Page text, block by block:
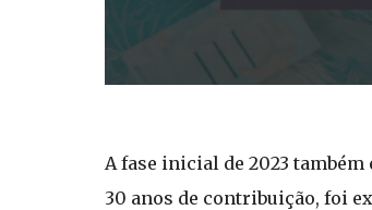
A fase inicial de 2023
30 anos de contribuição, foi